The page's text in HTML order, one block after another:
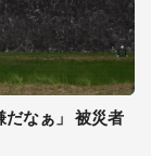
なぁ」 被災者